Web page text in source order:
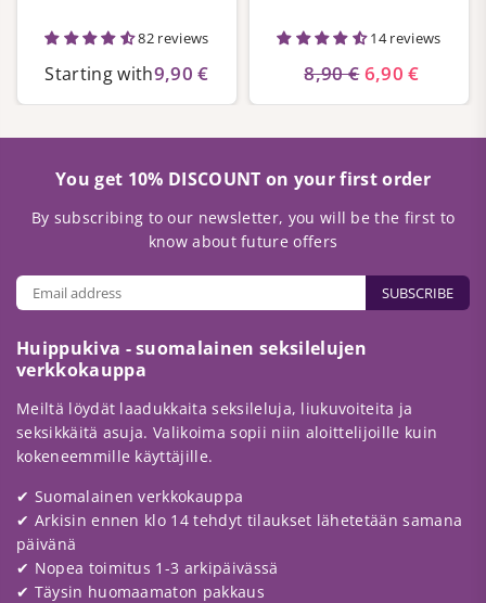
82 reviews
Starting with9,90 €
14 reviews
8,90 € 6,90 €
You get 10% DISCOUNT on your first order
By subscribing to our newsletter, you will be the first to
know about future offers
SUBSCRIBE
Huippukiva - suomalainen seksilelujen
verkkokauppa
Meiltä löydät laadukkaita seksileluja, liukuvoiteita ja
seksikkäitä asuja. Valikoima sopii niin aloittelijoille kuin
kokeneemmille käyttäjille.
✔ Suomalainen verkkokauppa
✔ Arkisin ennen klo 14 tehdyt tilaukset lähetetään samana
päivänä
✔ Nopea toimitus 1-3 arkipäivässä
✔ Täysin huomaamaton pakkaus